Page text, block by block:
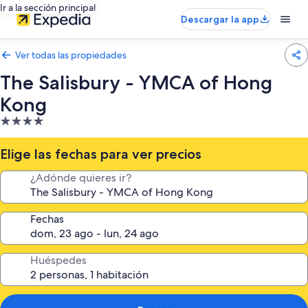
Ir a la sección principal
Descargar la app
Ver todas las propiedades
The Salisbury - YMCA of Hong
Kong
Propiedad
de
4.0
estrellas
Elige las fechas para ver precios
¿Adónde quieres ir?
Fechas
Huéspedes